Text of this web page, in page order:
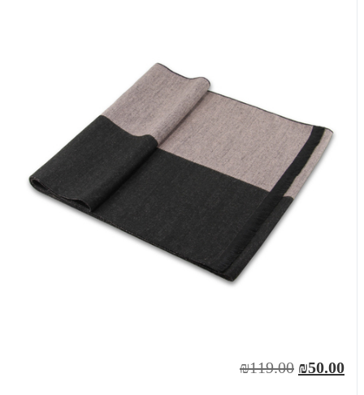
₪50.00
₪119.00